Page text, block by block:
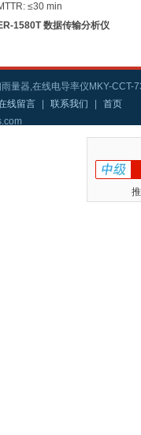
≤30 min
1580T 数据传输分析仪
量器,在线电导率仪MKY-CCT-
线留言 联系我们
首页